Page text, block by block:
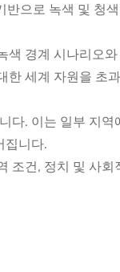
으로 녹색 및 청
색 경계 시나리오
한 세계 자원을 초
다. 이는 일부 지
집니다.
조건, 정치 및 사회